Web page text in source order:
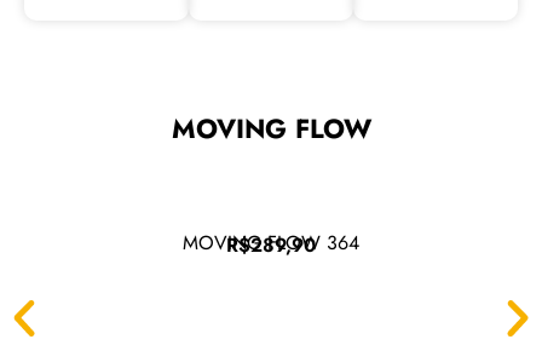
MOVING FLOW
MOVING FLOW 364
R$289,90